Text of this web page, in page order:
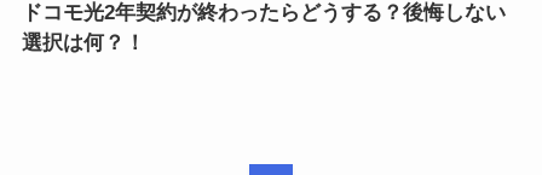
ドコモ光2年契約が終わったらどうする？後悔しない
選択は何？！